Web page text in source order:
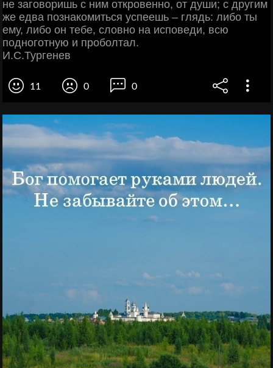
не заговоришь с ним откровенно, от души; с другим
же едва познакомиться успеешь – глядь: либо ты
ему, либо он тебе, словно на исповеди, всю
подноготную и проболтал.
И.С.Тургенев
11 0 0